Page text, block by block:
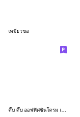
เหมียวขอ
ดึ๊บ ดึ๊บ ออฟฟิศซินโดรม เก้า